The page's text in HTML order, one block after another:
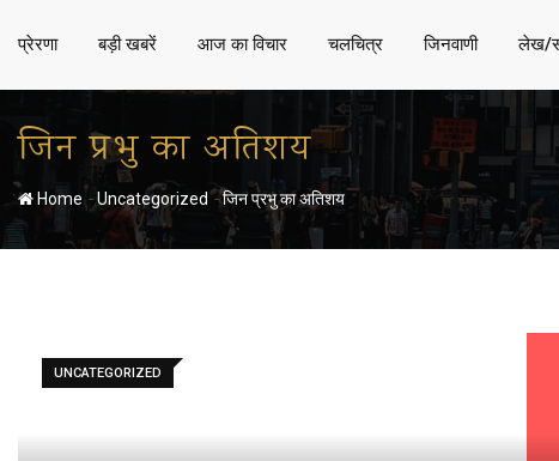
प्रेरणा बड़ी खबरें आज का विचार चलचित्र जिनवाणी लेख/
जिन प्रभु का अतिशय
Home -Uncategorized-जिन प्रभु का अतिशय
UNCATEGORIZED